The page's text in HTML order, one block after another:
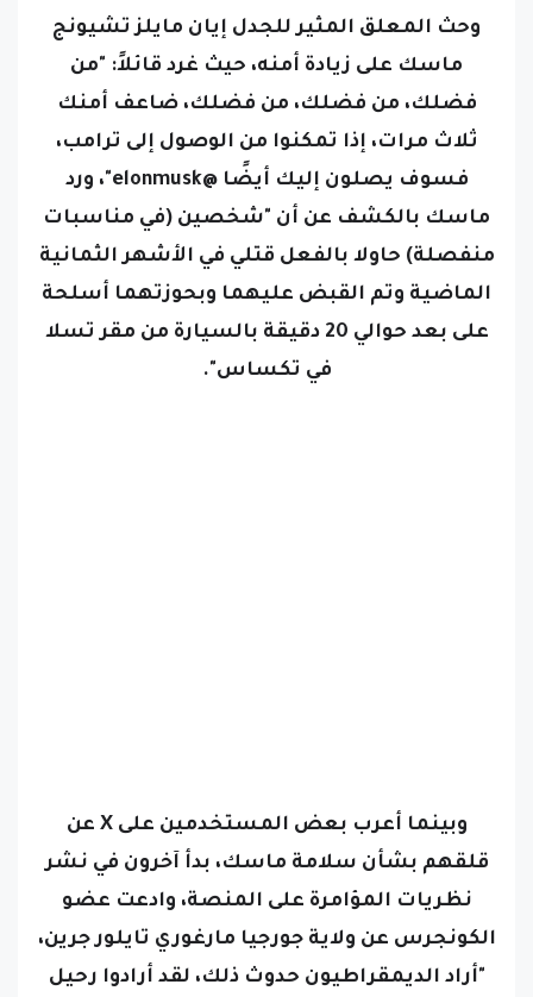
وحث المعلق المثير للجدل إيان مايلز تشيونج
ماسك على زيادة أمنه، حيث غرد قائلاً: "من
فضلك، من فضلك، من فضلك، ضاعف أمنك
ثلاث مرات، إذا تمكنوا من الوصول إلى ترامب،
فسوف يصلون إليك أيضًا @elonmusk"، ورد
ماسك بالكشف عن أن "شخصين (في مناسبات
منفصلة) حاولا بالفعل قتلي في الأشهر الثمانية
الماضية وتم القبض عليهما وبحوزتهما أسلحة
على بعد حوالي 20 دقيقة بالسيارة من مقر تسلا
في تكساس".
وبينما أعرب بعض المستخدمين على X عن
قلقهم بشأن سلامة ماسك، بدأ آخرون في نشر
نظريات المؤامرة على المنصة، وادعت عضو
الكونجرس عن ولاية جورجيا مارغوري تايلور جرين،
"أراد الديمقراطيون حدوث ذلك، لقد أرادوا رحيل